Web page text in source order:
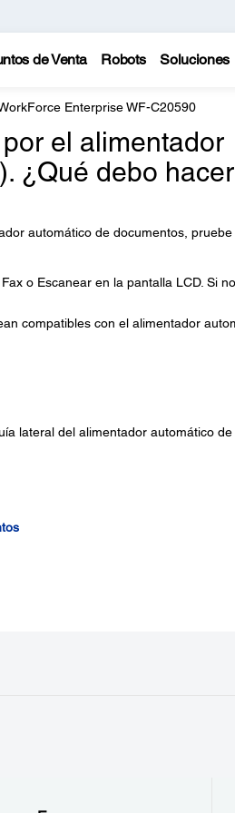
de Venta Robots Soluciones
Enterprise WF-C20590
el alimentador
¿Qué debo
automático de documentos, pruebe
o Escanear en la pantalla LCD. Si no
compatibles con el alimentador
lateral del alimentador automático de